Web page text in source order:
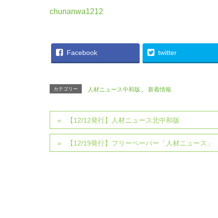
chunanwa1212
Facebook twitter
カテゴリー 人材ニュース中和版 、 新着情報
【12/12発行】人材ニュース北中和版
【12/19発行】フリーペーパー「人材ニュース」